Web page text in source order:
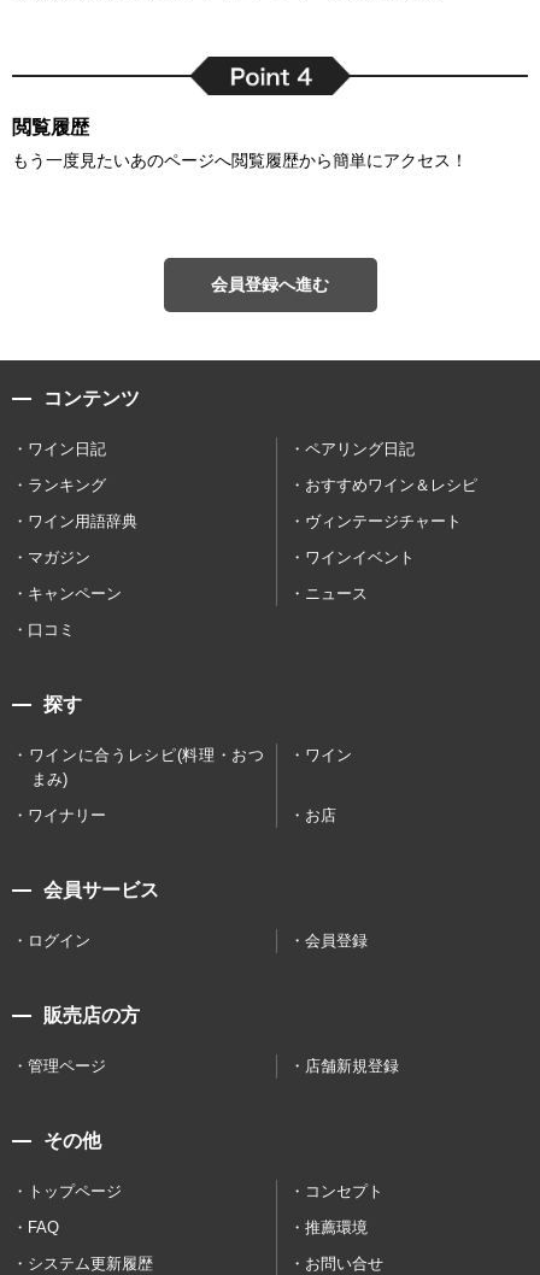
閲覧履歴
もう一度見たいあのページへ閲覧履歴から簡単にアクセス！
会員登録へ進む
コンテンツ
ワイン日記
ペアリング日記
ランキング
おすすめワイン＆レシピ
ワイン用語辞典
ヴィンテージチャート
マガジン
ワインイベント
キャンペーン
ニュース
口コミ
探す
ワインに合うレシピ(料理・おつ
まみ)
ワイン
ワイナリー お店
会員サービス
ログイン 会員登録
販売店の方
管理ページ 店舗新規登録
その他
トップページ
コンセプト
FAQ
推薦環境
システム更新履歴
お問い合せ